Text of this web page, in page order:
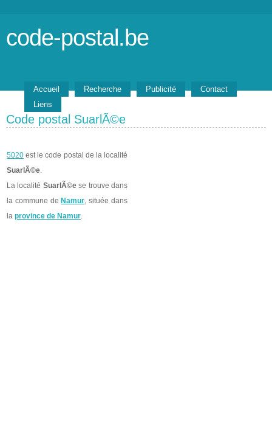
code-postal.be
Accueil Recherche Publicité
Contact
Liens
Code postal SuarlÃ©e
5020 est le code postal de la localité
SuarlÃ©e.
La localité SuarlÃ©ese trouve dans
la commune de Namur, située dans
la province de Namur.